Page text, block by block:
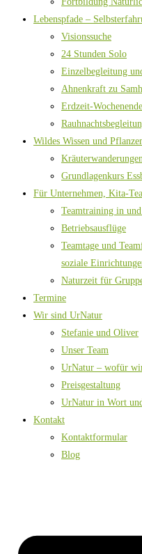
Lebenspfade –
Visionssuche
24 Stunden Solo
Einzelbegleitung
Ahnenkraft zu
Erdzeit-
Wildes Wissen und
Grundlagenkurs
Für Unternehmen, Kita-
Teamtraining in
Betriebsausflüge
Teamtage und
soziale
Naturzeit für
Termine
Wir sind UrNatur
Stefanie und Oliver
Unser Team
UrNatur – wofür
Preisgestaltung
UrNatur in Wort
Kontakt
Kontaktformular
Blog